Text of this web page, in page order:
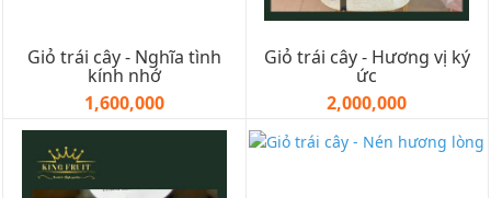
Giỏ trái cây - Nghĩa tình
kính nhớ
1,600,000
Giỏ trái cây - Hương vị ký
ức
2,000,000